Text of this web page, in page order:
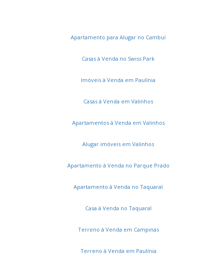
Apartamento para Alugar no Cambuí
Casas à Venda no Swiss Park
Imóveis à Venda em Paulínia
Casas à Venda em Valinhos
Apartamentos à Venda em Valinhos
Alugar imóveis em Valinhos
Apartamento à Venda no Parque Prado
Apartamento à Venda no Taquaral
Casa à Venda no Taquaral
Terreno à Venda em Campinas
Terreno à Venda em Paulínia